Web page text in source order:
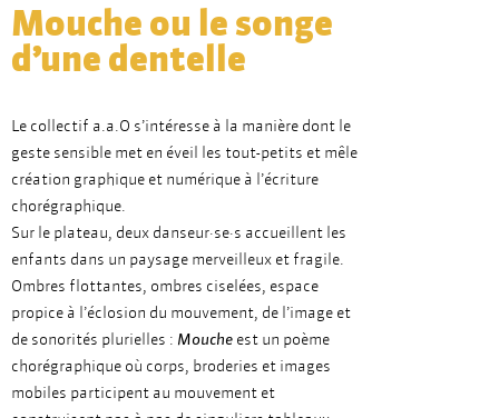
Mouche ou le songe
d’une dentelle
Le collectif a.a.O s’intéresse à la manière dont le
geste sensible met en éveil les tout-petits et mêle
création graphique et numérique à l’écriture
chorégraphique.
Sur le plateau, deux danseur·se·s accueillent les
enfants dans un paysage merveilleux et fragile.
Ombres flottantes, ombres ciselées, espace
propice à l’éclosion du mouvement, de l’image et
de sonorités plurielles : Mouche est un poème
chorégraphique où corps, broderies et images
mobiles participent au mouvement et